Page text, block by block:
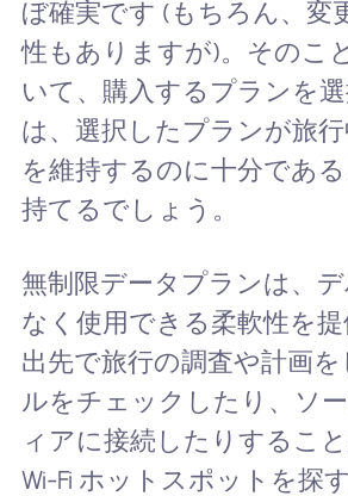
ぼ確実です (もちろん、変
性もありますが)。そのこ
いて、購入するプランを
は、選択したプランが旅
を維持するのに十分であ
持てるでしょう。
無制限データプランは、
なく使用できる柔軟性を
出先で旅行の調査や計画
ルをチェックしたり、ソ
ィアに接続したりするこ
Wi-Fi ホットスポットを探